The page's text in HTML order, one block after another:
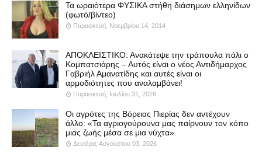
Τα ωραιότερα ΦΥΣΙΚΑ στήθη διάσημων ελληνίδων
(φωτό/βίντεο)
Παρασκευή, Νοεμβρίου 14, 2014
ΑΠΟΚΛΕΙΣΤΙΚΟ: Ανακάτεψε την τράπουλα πάλι ο
Κομπατσιάρης – Αυτός είναι ο νέος Αντιδήμαρχος
Γαβριήλ Αμανατίδης και αυτές είναι οι
αρμοδιότητες που αναλαμβάνει!
Παρασκευή, Ιουλίου 31, 2026
Οι αγρότες της Βόρειας Πιερίας δεν αντέχουν
άλλο: «Τα αγριογούρουνα μας παίρνουν τον κόπο
μιας ζωής μέσα σε μια νύχτα»
Δευτέρα, Αυγούστου 03, 2026